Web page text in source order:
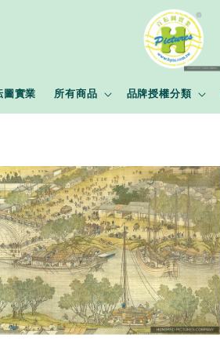
圖實業 所有商品 品牌授權分類